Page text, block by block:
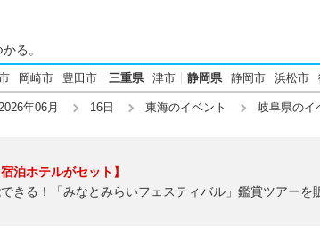
る。
岡崎市 豊田市 三重県 津市 静岡県 静岡市 浜松市
年06月 16日 東海のイベント 岐阜県のイ
泊ホテルがセット】
きる！「みなとみらいフェスティバル」鑑賞ツアーを